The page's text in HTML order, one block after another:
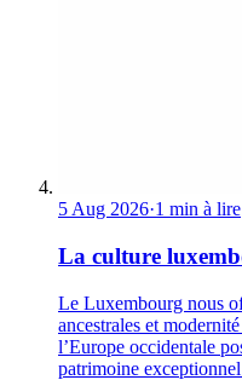
5 Aug 2026·1 min à lire
La culture
Le Luxembourg nous
ancestrales et
l’Europe occidentale
patrimoine